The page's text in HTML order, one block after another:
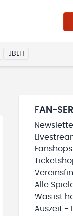
JBLH
FAN-
Fanshops
Alle
Was ist
Auszeit -